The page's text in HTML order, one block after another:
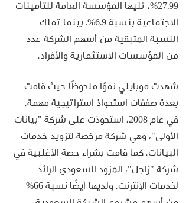
27.99%، تليها المؤسسة العامة للتأمينات
الاجتماعية بنسبة 6.9%. بينما تملك
النسبة المتبقية من أسهم الشركة عدد
من المؤسسات الاستثمارية والأفراد.
شهدت موبايلي نموًا ملحوظًا حيث قامت
بعدة صفقات استحواذ استراتيجية مهمة.
في عام 2008، استحوذت على شركة "بيانات
الأولى"، وهي شركة مرخصة لتزويد خدمات
البيانات. كما قامت بشراء حصة الأغلبية في
شركة "زاجل"، المزود السعودي الرائد
لخدمات الإنترنت. ولديها أيضًا نسبة 66%